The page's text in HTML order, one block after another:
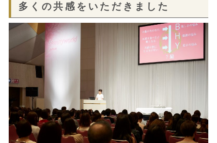
多くの共感をいただきました